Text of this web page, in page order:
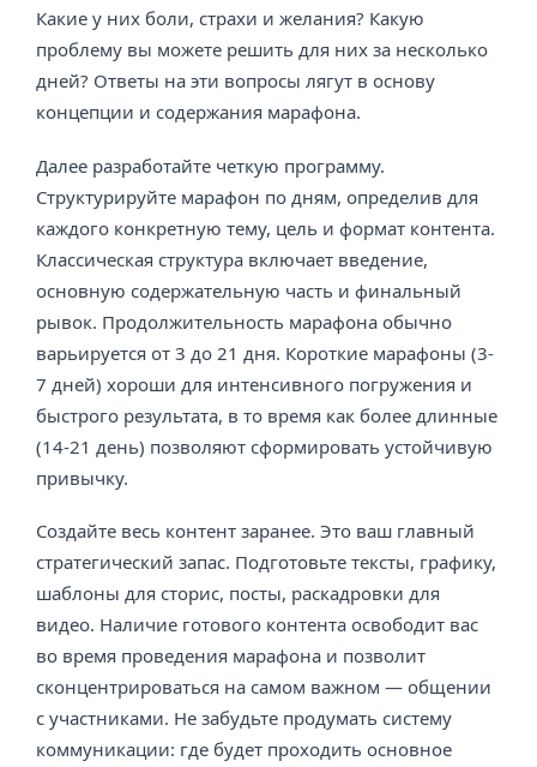
Какие у них боли, страхи и желания? Какую
проблему вы можете решить для них за несколько
дней? Ответы на эти вопросы лягут в основу
концепции и содержания марафона.
Далее разработайте четкую программу.
Структурируйте марафон по дням, определив для
каждого конкретную тему, цель и формат контента.
Классическая структура включает введение,
основную содержательную часть и финальный
рывок. Продолжительность марафона обычно
варьируется от 3 до 21 дня. Короткие марафоны (3-
7 дней) хороши для интенсивного погружения и
быстрого результата, в то время как более длинные
(14-21 день) позволяют сформировать устойчивую
привычку.
Создайте весь контент заранее. Это ваш главный
стратегический запас. Подготовьте тексты, графику,
шаблоны для сторис, посты, раскадровки для
видео. Наличие готового контента освободит вас
во время проведения марафона и позволит
сконцентрироваться на самом важном — общении
с участниками. Не забудьте продумать систему
коммуникации: где будет проходить основное